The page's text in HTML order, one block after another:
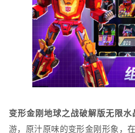
变形金刚地球之战破解版无限水
游，原汁原味的变形金刚形象，